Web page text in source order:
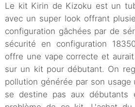
Le kit Kirin de Kizoku est un
avec un super look offrant
configuration gâchées par de
sécurité en configuration
offre une vape correcte et
sur un kit pour débutant. On
pollution générée par son
se destine pas aux